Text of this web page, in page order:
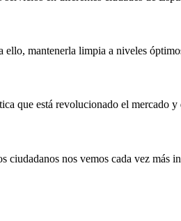
ello, mantenerla limpia a niveles
que está revolucionado el mercado y
nos vemos cada vez más